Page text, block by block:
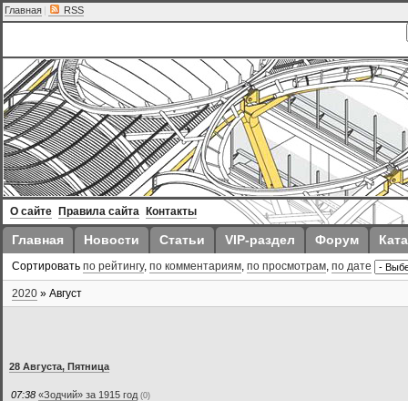
Главная | RSS
О сайте Правила сайта Контакты
Главная Новости Статьи VIP-раздел Форум
Сортировать по рейтингу, по комментариям, по просмотрам, по дате
2020 » Август
28 Августа, Пятница
07:38 «Зодчий» за 1915 год (0)